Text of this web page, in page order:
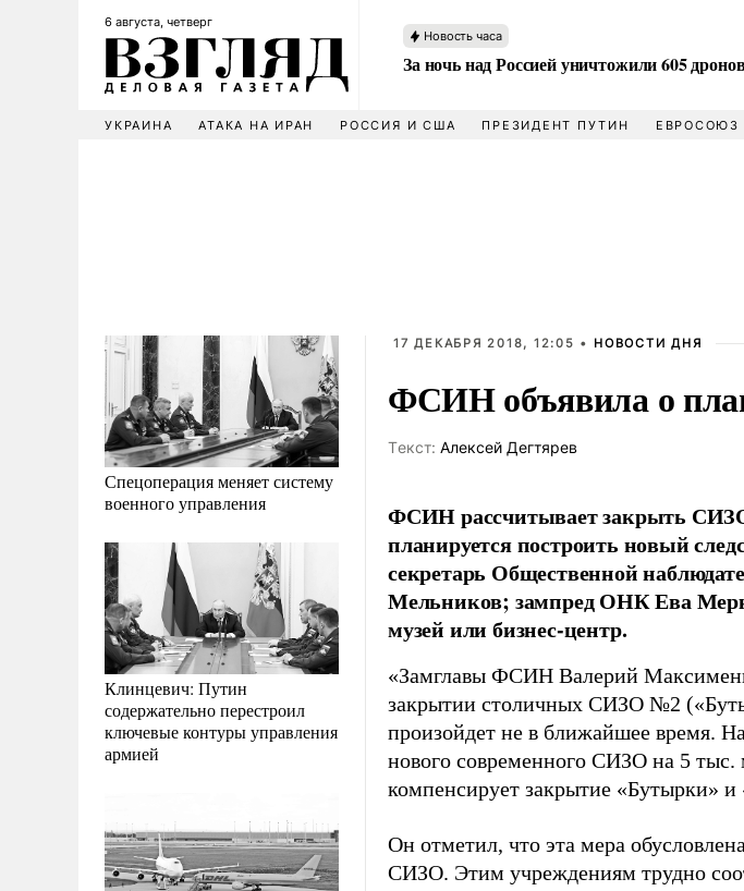
6 августа, четверг
Новость часа
За ночь над Россией уничтожили 605
УКРАИНА АТАКА НА ИРАН РОССИЯ И США ПРЕЗИДЕНТ ПУТИН ЕВРОСОЮЗ
Спецоперация меняет систему
военного управления
Клинцевич: Путин
содержательно перестроил
ключевые контуры управления
армией
17 ДЕКАБРЯ 2018, 12:05 • НОВОСТИ ДНЯ
ФСИН объявила о
Tекст: Алексей Дегтярев
ФСИН рассчитывает закрыть
планируется построить новый
секретарь Общественной
Мельников; зампред ОНК Ева
музей или бизнес-центр.
«Замглавы ФСИН Валерий
закрытии столичных СИЗО №2
произойдет не в ближайшее время.
нового современного СИЗО на 5
компенсирует закрытие «Бутырки»
Он отметил, что эта мера
СИЗО. Этим учреждениям трудно